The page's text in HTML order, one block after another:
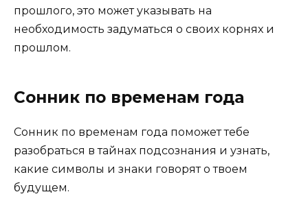
прошлого, это может указывать на
необходимость задуматься о своих корнях и
прошлом.
Сонник по временам года
Сонник по временам года поможет тебе
разобраться в тайнах подсознания и узнать,
какие символы и знаки говорят о твоем
будущем.